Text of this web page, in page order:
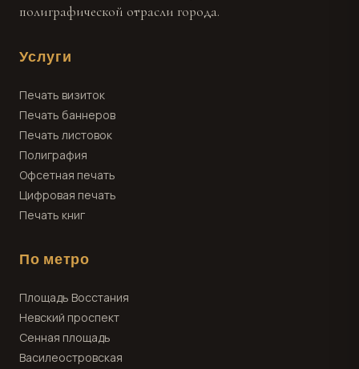
полиграфической отрасли города.
Услуги
Печать визиток
Печать баннеров
Печать листовок
Полиграфия
Офсетная печать
Цифровая печать
Печать книг
По метро
Площадь Восстания
Невский проспект
Сенная площадь
Василеостровская